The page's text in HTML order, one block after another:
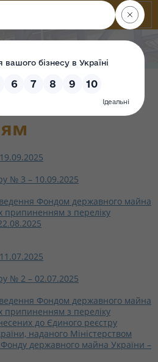
№ 3 – 10.09.2025
Фондом державного майна
припиненням з переліку
№ 2 – 02.07.2025
Фондом державного майна
припиненням з переліку
до Єдиного реєстру
наданого Міністерством
державного майна України –